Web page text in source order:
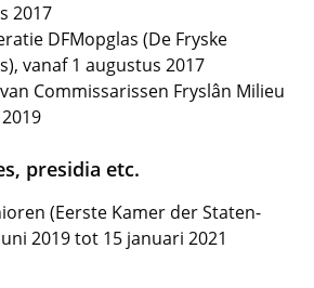
2017
DFMopglas (De Fryske
vanaf 1 augustus 2017
Commissarissen Fryslân Milieu
presidia etc.
(Eerste Kamer der Staten-
2019 tot 15 januari 2021